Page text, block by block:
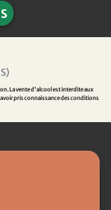
La vente d'alcool est interdite aux
pris connaissance des conditions